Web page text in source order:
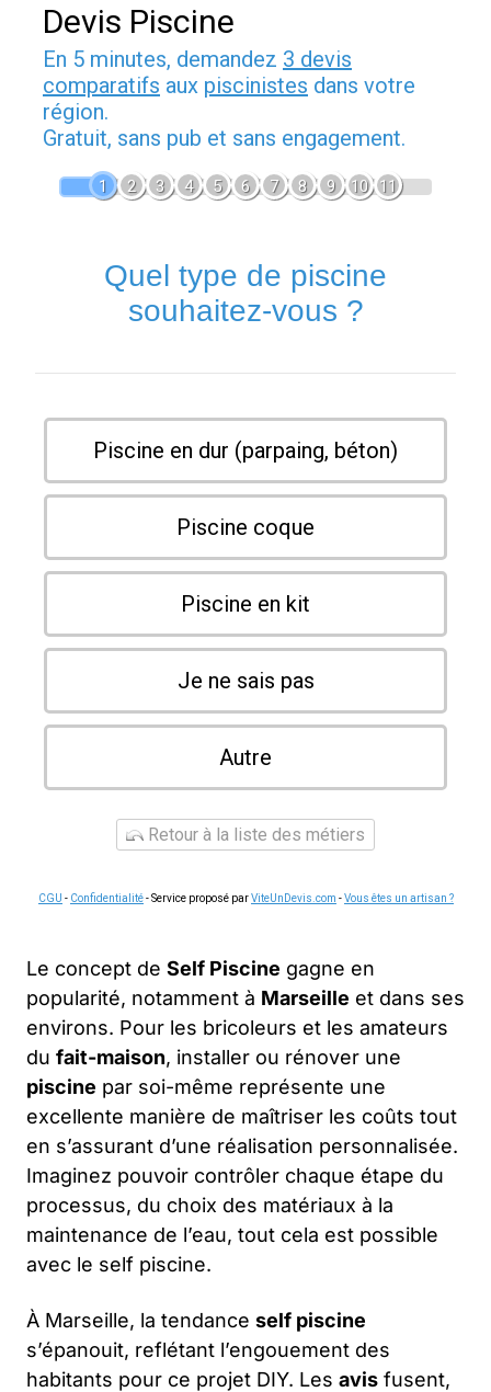
Devis Piscine
En 5 minutes, demandez 3 devis
comparatifs aux piscinistes dans votre
région.
Gratuit, sans pub et sans engagement.
1 2 3 4 5 6 7 8 9 10 11
Quel type de piscine
souhaitez-vous ?
Piscine en dur (parpaing, béton)
Piscine coque
Piscine en kit
Je ne sais pas
Autre
Retour à la liste des métiers
CGU - Confidentialité- Service proposé parViteUnDevis.com -Vous êtes un artisan ?
Le concept de Self Piscine gagne en
popularité, notamment à Marseille et dans ses
environs. Pour les bricoleurs et les amateurs
du fait-maison, installer ou rénover une
piscine par soi-même représente une
excellente manière de maîtriser les coûts tout
en s’assurant d’une réalisation personnalisée.
Imaginez pouvoir contrôler chaque étape du
processus, du choix des matériaux à la
maintenance de l’eau, tout cela est possible
avec le self piscine.
À Marseille, la tendance self piscine
s’épanouit, reflétant l’engouement des
habitants pour ce projet DIY. Les avis fusent,